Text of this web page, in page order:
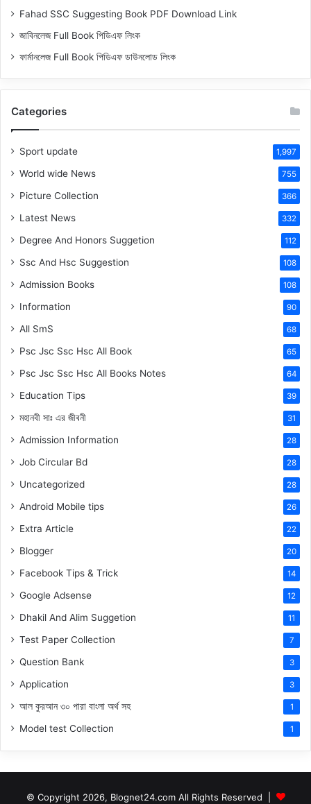
Fahad SSC Suggesting Book PDF Download Link
জাবিনলেজ Full Book পিডিএফ লিংক
ফার্মানলেজ Full Book পিডিএফ ডাউনলোড লিংক
Categories
Sport update 1,997
World wide News 755
Picture Collection 366
Latest News 332
Degree And Honors Suggetion 112
Ssc And Hsc Suggestion 108
Admission Books 108
Information 90
All SmS 68
Psc Jsc Ssc Hsc All Book 65
Psc Jsc Ssc Hsc All Books Notes 64
Education Tips 39
মহানবী সাঃ এর জীবনী 31
Admission Information 28
Job Circular Bd 28
Uncategorized 28
Android Mobile tips 26
Extra Article 22
Blogger 20
Facebook Tips & Trick 14
Google Adsense 12
Dhakil And Alim Suggetion 11
Test Paper Collection 7
Question Bank 3
Application 3
আল কুরআন ৩০ পারা বাংলা অর্থ সহ 1
Model test Collection 1
© Copyright 2026, Blognet24.com All Rights Reserved |